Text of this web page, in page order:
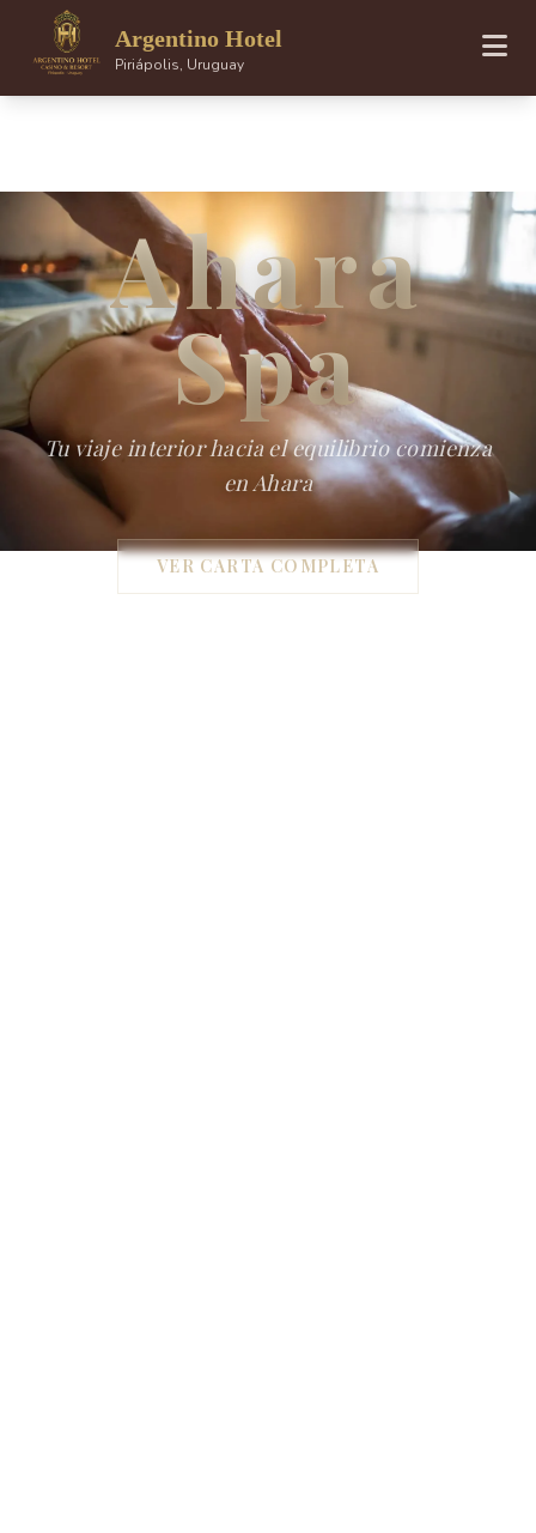
Argentino Hotel
Piriápolis, Uruguay
Ahara
Spa
Tu viaje interior hacia el equilibrio comienza
en Ahara
VER CARTA COMPLETA